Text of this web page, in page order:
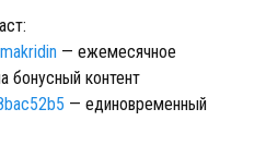
— ежемесячное
бонусный контент
— единовременный